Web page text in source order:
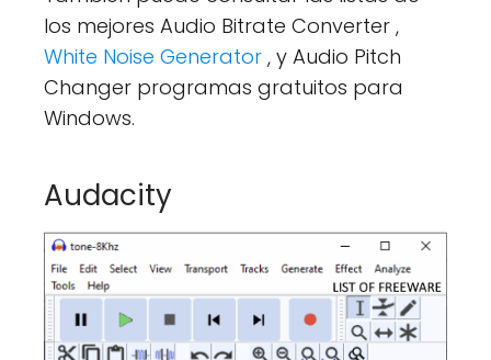
los mejores Audio Bitrate Converter ,
White Noise Generator , y Audio Pitch
Changer programas gratuitos para
Windows.
Audacity